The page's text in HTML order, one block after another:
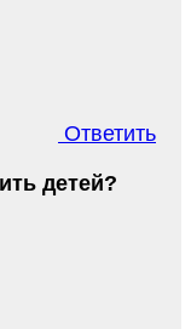
Ответить
детей?